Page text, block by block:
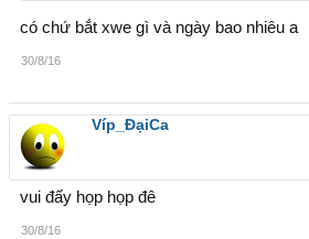
có chứ bắt xwe gì và ngày bao nhiêu a
30/8/16
Víp_ĐạiCa
vui đấy họp họp đê
30/8/16